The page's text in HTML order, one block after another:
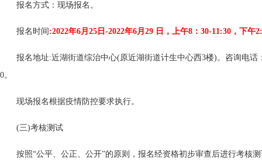
报名方式：现场报名。
报名时间 :2022年6月25日-2022年6月29 日，上午8：30-11:30，下午
报名地址:近湖街道综治中心(原近湖街道计生中心西3楼)。咨询电话
0。
现场报名根据疫情防控要求执行。
(三)考核测试
按照“公平、公正、公开”的原则，报名经资格初步审查后进行考核